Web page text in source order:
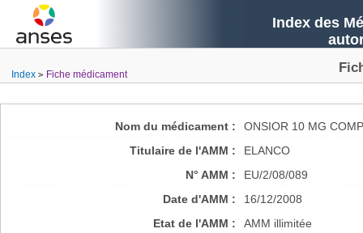
Index des
Index Fiche médicament
Nom du médicament :
ONSIOR 10 MG
Titulaire de l'AMM :
ELANCO
N° AMM :
EU/2/08/089
Date d'AMM :
16/12/2008
Etat de l'AMM :
AMM illimitée